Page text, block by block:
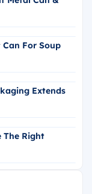
For Soup
Extends
The Right